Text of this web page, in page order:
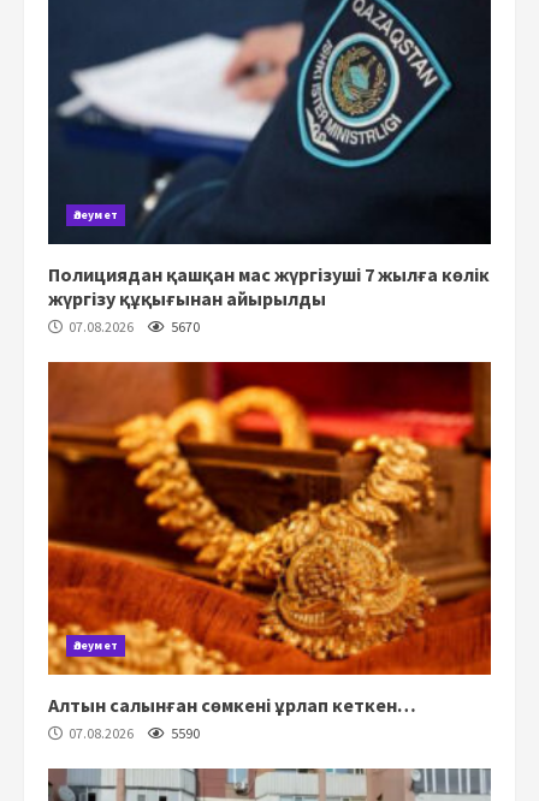
Әлеумет
Полициядан қашқан мас жүргізуші 7 жылға көлік
жүргізу құқығынан айырылды
07.08.2026 5670
Әлеумет
Алтын салынған сөмкені ұрлап кеткен…
07.08.2026 5590